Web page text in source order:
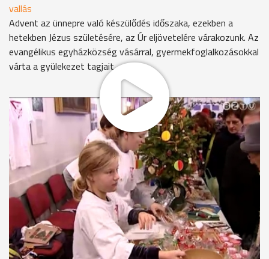
vallás
Advent az ünnepre való készülődés időszaka, ezekben a
hetekben Jézus születésére, az Úr eljövetelére várakozunk. Az
evangélikus egyházközség vásárral, gyermekfoglalkozásokkal
várta a gyülekezet tagjait.
Közel 1600 éves keresztény ünnep, mely a karácsonyt
megelőző negyedik vasárnapon kezdődik. Legfőbb
szimbóluma az adventi koszorú, aminek négy gyertyája a
hitet, a reményt, a szeretetet és az örömöt jelképezi.
MEGOSZTÁS